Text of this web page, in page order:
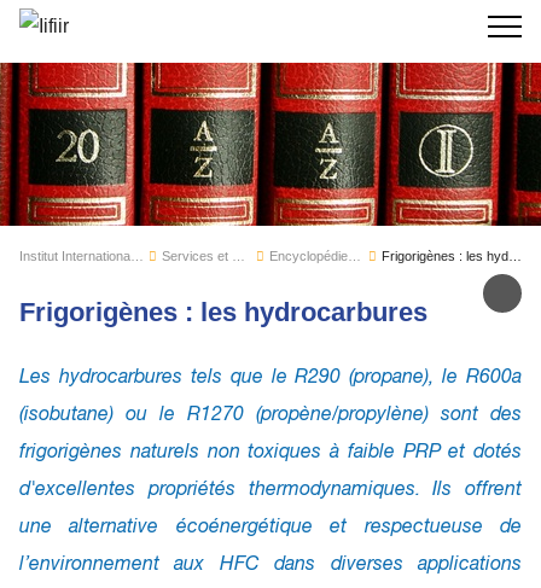
Frigorigènes : les hydrocarbures
Frigorigènes : les hydrocarbures
Les hydrocarbures tels que le R290 (propane), le R600a
(isobutane) ou le R1270 (propène/propylène) sont des
frigorigènes naturels non toxiques à faible PRP et dotés
d'excellentes propriétés thermodynamiques. Ils offrent
une alternative écoénergétique et respectueuse de
l’environnement aux HFC dans diverses applications